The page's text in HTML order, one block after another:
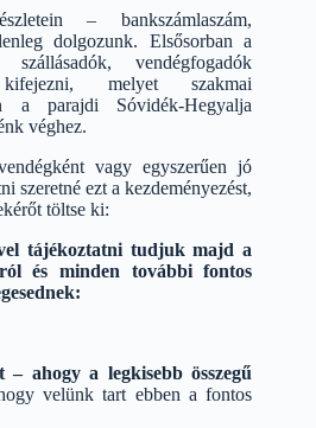
– bankszámlaszám,
dolgozunk. Elsősorban a
vendégfogadók
melyet szakmai
a parajdi Sóvidék-Hegyalja
véghez.
vagy egyszerűen jó
szeretné ezt a kezdeményezést,
töltse ki:
tájékoztatni tudjuk majd a
és minden további fontos
– ahogy a legkisebb összegű
velünk tart ebben a fontos